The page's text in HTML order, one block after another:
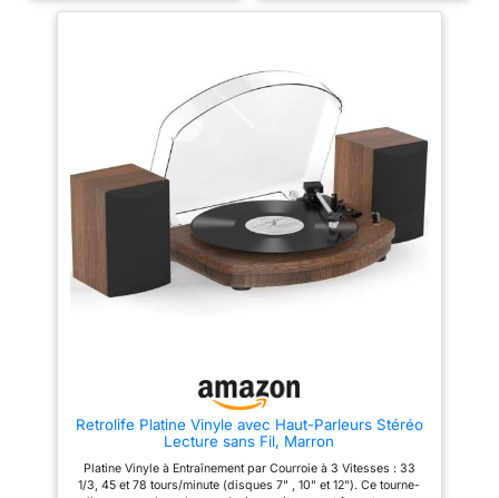
intégrés à la platine. Branchez
des haut-parleurs externes via
la sortie RCA ou la ligne Aux-in
pour les appareils non Bluetooth
tels que les MP3. Vous pouvez
utiliser vos écouteurs pour une
écoute privée. Profitez de votre
journée en musique
TURNTABLE A TROIS VITESSE
ET TROIS TAILLES: Prise en
charge de 3 tailles de disques
7/10/12″ et de 3 vitesses de
lecture 33/45/78 RMP. Le
BOUTONS UTILES INCLUS: Un
interrupteur d'arrêt automatique
qui arrête la rotation une fois
que le disque a atteint la fin de
mode rapide (Bluetooth/Aux-
in/Phono) pour une utilisation
Qualcomm aptX*. Connectez
directement des enceintes
actives ou un système hi-fi
grâce au préampli phono
intégré. Appréciez un son
chaud et détaillé grâce à une
pression de pointe de 3,5 g ±
0,5 g pour un suivi précis.
Retrolife Platine Vinyle avec Haut-Parleurs Stéréo
Lecture sans Fil, Marron
Platine Vinyle à Entraînement par Courroie à 3 Vitesses : 33
1/3, 45 et 78 tours/minute (disques 7" , 10" et 12"). Ce tourne-